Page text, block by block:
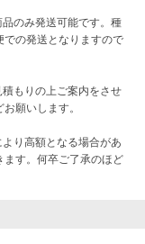
のみ発送可能です。種
の発送となりますので
もりの上ご案内をさせ
願いします。
り高額となる場合があ
ます。何卒ご了承のほど